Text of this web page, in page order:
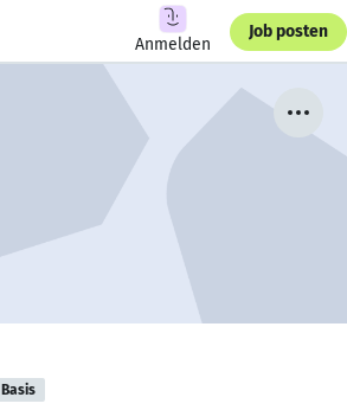
Anmelden
Job posten
Basis